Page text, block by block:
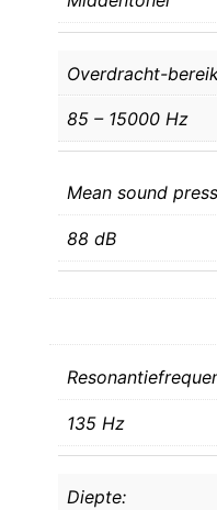
Overdracht-
85 – 15000 Hz
Mean sound
88 dB
135 Hz
Diepte: